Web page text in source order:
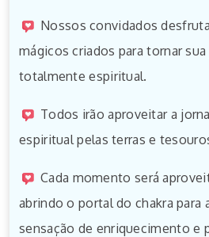
Nossos convidados
mágicos criados para tornar
totalmente espiritual.
Todos irão aproveitar a
espiritual pelas terras e
Cada momento será
abrindo o portal do chakra para
sensação de enriquecimento e